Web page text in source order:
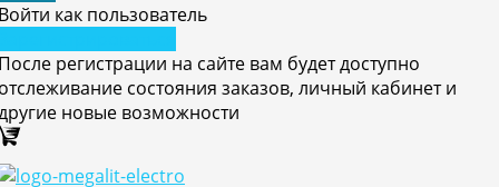
как пользователь
регистрации на сайте вам будет доступно
состояния заказов, личный кабинет и
новые возможности